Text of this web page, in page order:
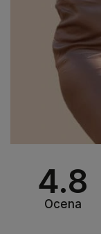
4.8
Ocena